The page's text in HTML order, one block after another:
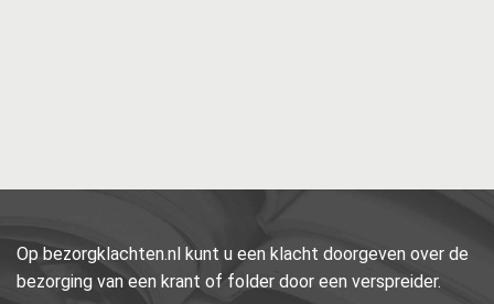
Op bezorgklachten.nl kunt u een klacht doorgeven over de
bezorging van een krant of folder door een verspreider.